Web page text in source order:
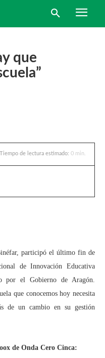
que
Tiempo de lectura estimado: 0 min.
participó el último fin de
de Innovación Educativa
por el Gobierno de Aragón.
que conocemos hoy necesita
de un cambio en su gestión
de Onda Cero Cinca: